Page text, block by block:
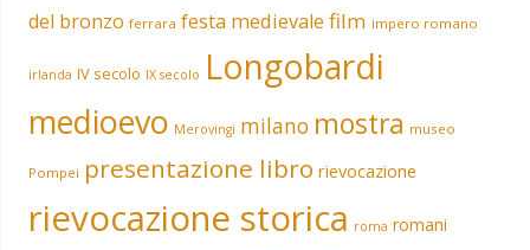
del bronzo ferrara festa medievale film impero romano
irlanda IV secolo IX secolo Longobardi
medioevo Merovingi milano mostra museo
Pompei presentazione libro rievocazione
rievocazione storica roma romani